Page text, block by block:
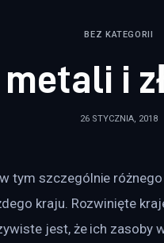
BEZ KATEGORII
i
26 STYCZNIA, 2018
tym szczególnie
kraju. Rozwinięte
jest, że ich zasoby